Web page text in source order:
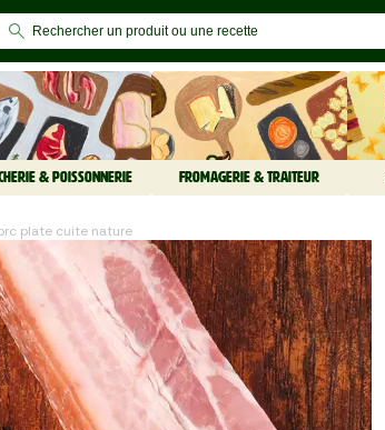
& POISSONNERIE FROMAGERIE & TRAITEUR
plate cuite nature